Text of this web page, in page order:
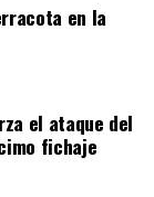
en la
el ataque del
fichaje